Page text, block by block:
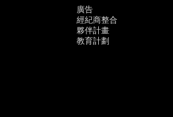
廣告
經紀商整合
夥伴計畫
教育計劃